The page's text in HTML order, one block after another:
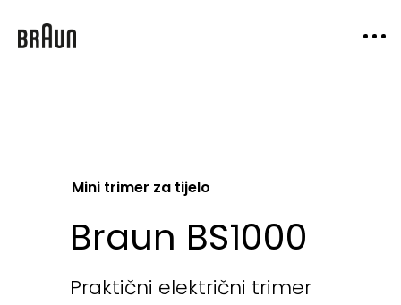
Mini trimer za tijelo
Braun BS1000
Praktični električni trimer